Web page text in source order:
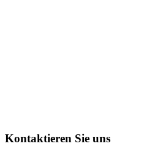
Kontaktieren Sie uns